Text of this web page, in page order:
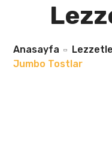
Anasayfa
Jumbo Tostlar